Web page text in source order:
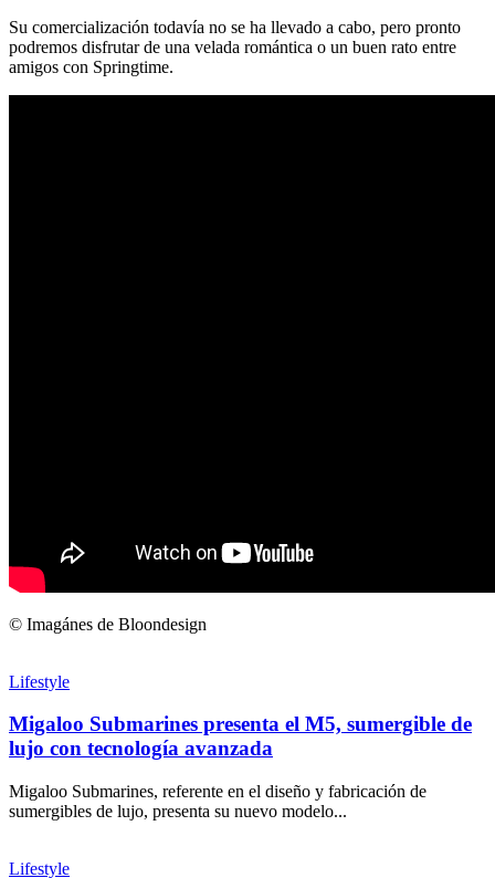
Su comercialización todavía no se ha llevado a cabo, pero pronto
podremos disfrutar de una velada romántica o un buen rato entre
amigos con Springtime.
© Imagánes de Bloondesign
Lifestyle
Migaloo Submarines presenta el M5, sumergible de
lujo con tecnología avanzada
Migaloo Submarines, referente en el diseño y fabricación de
sumergibles de lujo, presenta su nuevo modelo...
Lifestyle